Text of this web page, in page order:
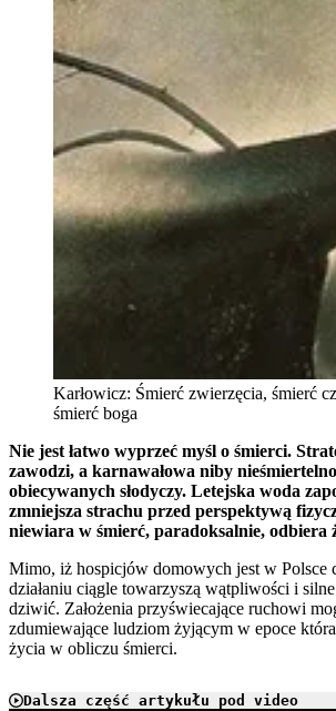
Karłowicz: Śmierć zwierzęcia, śmierć
śmierć boga
Nie jest łatwo wyprzeć myśl o śmierci.
zawodzi, a karnawałowa niby
obiecywanych słodyczy. Letejska woda
zmniejsza strachu przed perspektywą
niewiara w śmierć, paradoksalnie, odbiera
Mimo, iż hospicjów domowych jest w Polsce
działaniu ciągle towarzyszą wątpliwości i
dziwić. Założenia przyświecające ruchowi
zdumiewające ludziom żyjącym w epoce która
życia w obliczu śmierci.
Dalsza część artykułu pod video